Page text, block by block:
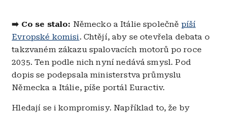
➡️ Co se stalo: Německo a Itálie společně píší
Evropské komisi. Chtějí, aby se otevřela debata o
takzvaném zákazu spalovacích motorů po roce
2035. Ten podle nich nyní nedává smysl. Pod
dopis se podepsala ministerstva průmyslu
Německa a Itálie, píše portál Euractiv.
Hledají se i kompromisy. Například to, že by